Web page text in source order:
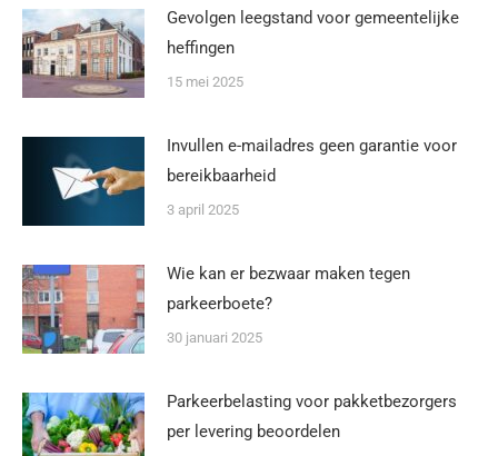
Gevolgen leegstand voor gemeentelijke
heffingen
15 mei 2025
Invullen e-mailadres geen garantie voor
bereikbaarheid
3 april 2025
Wie kan er bezwaar maken tegen
parkeerboete?
30 januari 2025
Parkeerbelasting voor pakketbezorgers
per levering beoordelen